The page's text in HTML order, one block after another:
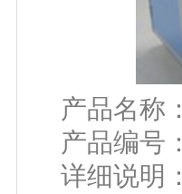
产品名称
产品编号
详细说明